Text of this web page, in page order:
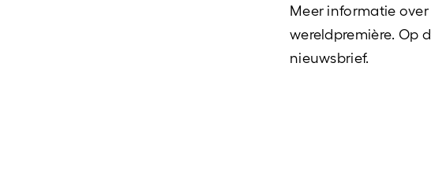
Meer informatie
wereldpremière. Op
nieuwsbrief.